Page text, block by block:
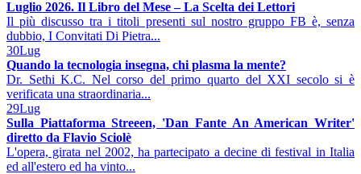
Luglio 2026. Il Libro del Mese – La Scelta dei Lettori
Il più discusso tra i titoli presenti sul nostro gruppo FB è, senza
dubbio, I Convitati Di Pietra...
30Lug
Quando la tecnologia insegna, chi plasma la mente?
Dr. Sethi K.C. Nel corso del primo quarto del XXI secolo si è
verificata una straordinaria...
29Lug
Sulla Piattaforma Streeen, 'Dan Fante An American Writer'
diretto da Flavio Sciolè
L'opera, girata nel 2002, ha partecipato a decine di festival in Italia
ed all'estero ed ha vinto...